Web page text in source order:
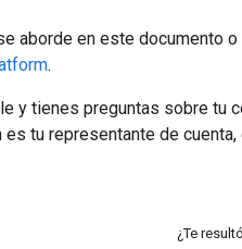
aborde en este documento o
.
y tienes preguntas sobre
es tu representante de
¿Te